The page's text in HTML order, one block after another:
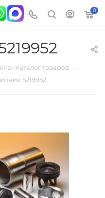
0
Каталог товаров —
5219952